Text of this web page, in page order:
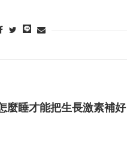
麼睡才能把生長激素補好